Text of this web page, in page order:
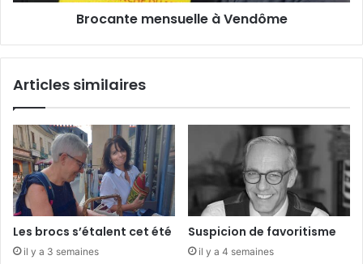
p
q
u
e
!
e
e
à
V
e
n
ô
m
Brocante mensuelle à Vendôme
Articles similaires
Les brocs s’étalent cet été
il y a 3 semaines
Suspicion de favoritisme
il y a 4 semaines